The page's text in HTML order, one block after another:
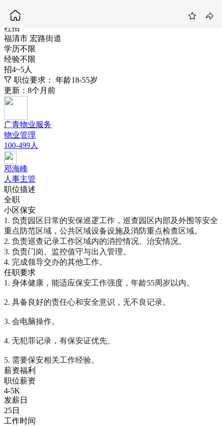
保安
4-5K
社招
福清市 宏路街道
学历不限
经验不限
招4~5人
职位要求：
年龄18-55岁
更新：8个月前
广青物业服务
物业管理
100-499人
邓海峰
人事主管
职位描述
全职
小区保安
1. 负责园区日常的安保巡逻工作，巡查园区内部及外围等安全
重点防范区域，公共区域设备设施及消防重点检查区域。
2. 负责巡查记录工作区域内的消控情况、治安情况。
3. 负责门岗、监控值守与出入管理。
4. 完成领导交办的其他工作。
任职要求
1. 身体健康，能适应保安工作强度，年龄55周岁以内。
2. 具备良好的责任心和安全意识，无不良记录。
3. 会电脑操作。
4. 无犯罪记录，有保安证优先。
5. 需要保安相关工作经验。
薪资福利
职位薪资
4-5K
发薪日
25日
工作时间